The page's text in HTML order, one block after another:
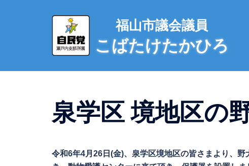
へ
福山市議会議員
こばたけたかひろ
泉学区 境地区の
令和6年4月26日(金)、泉学区境地区の皆さまより、